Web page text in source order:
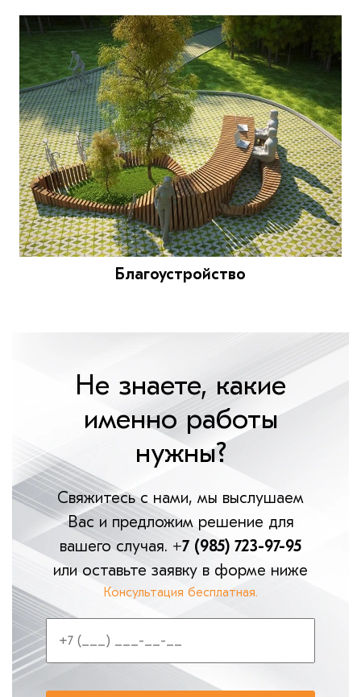
Благоустройство
Не знаете, какие
именно работы
нужны?
Свяжитесь с нами, мы выслушаем
Вас и предложим решение для
вашего случая. +7 (985) 723-97-95
или оставьте заявку в форме ниже
Консультация бесплатная.